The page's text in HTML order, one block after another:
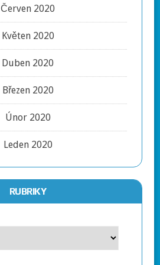
Červen 2020
Květen 2020
Duben 2020
Březen 2020
Únor 2020
Leden 2020
RUBRIKY